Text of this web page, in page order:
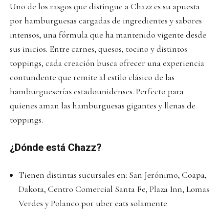
Uno de los rasgos que distingue a Chazz es su apuesta
por hamburguesas cargadas de ingredientes y sabores
intensos, una fórmula que ha mantenido vigente desde
sus inicios. Entre carnes, quesos, tocino y distintos
toppings, cada creación busca ofrecer una experiencia
contundente que remite al estilo clásico de las
hamburgueserías estadounidenses. Perfecto para
quienes aman las hamburguesas gigantes y llenas de
toppings.
¿Dónde está Chazz?
Tienen distintas sucursales en: San Jerónimo, Coapa,
Dakota, Centro Comercial Santa Fe, Plaza Inn, Lomas
Verdes y Polanco por uber eats solamente